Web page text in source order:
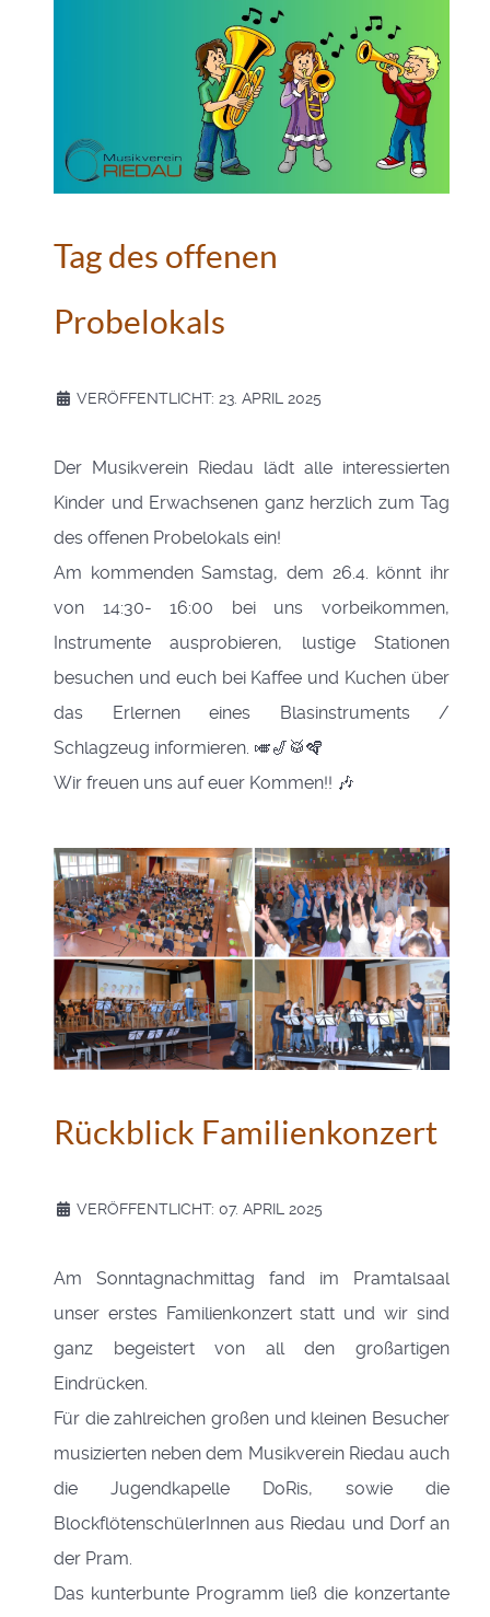
Tag des offenen
Probelokals
VERÖFFENTLICHT: 23. APRIL 2025
Der Musikverein Riedau lädt alle interessierten
Kinder und Erwachsenen ganz herzlich zum Tag
des offenen Probelokals ein!
Am kommenden Samstag, dem 26.4. könnt ihr
von 14:30- 16:00 bei uns vorbeikommen,
Instrumente ausprobieren, lustige Stationen
besuchen und euch bei Kaffee und Kuchen über
das Erlernen eines Blasinstruments /
Schlagzeug informieren. 🎺🎷🥁🪇
Wir freuen uns auf euer Kommen!! 🎶
Rückblick Familienkonzert
VERÖFFENTLICHT: 07. APRIL 2025
Am Sonntagnachmittag fand im Pramtalsaal
unser erstes Familienkonzert statt und wir sind
ganz begeistert von all den großartigen
Eindrücken.
Für die zahlreichen großen und kleinen Besucher
musizierten neben dem Musikverein Riedau auch
die Jugendkapelle DoRis, sowie die
BlockflötenschülerInnen aus Riedau und Dorf an
der Pram.
Das kunterbunte Programm ließ die konzertante